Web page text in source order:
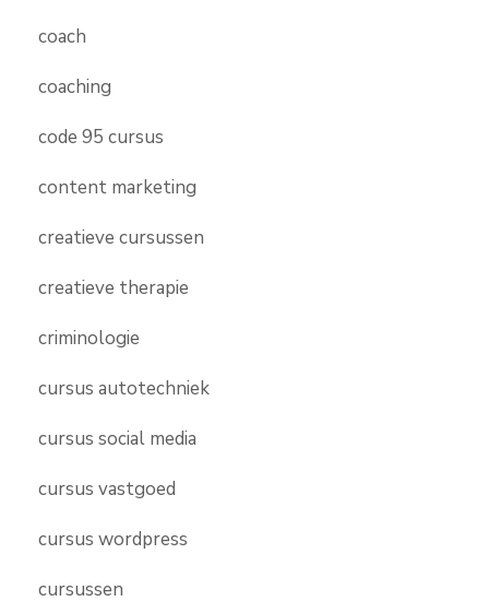
coach
coaching
code 95 cursus
content marketing
creatieve cursussen
creatieve therapie
criminologie
cursus autotechniek
cursus social media
cursus vastgoed
cursus wordpress
cursussen